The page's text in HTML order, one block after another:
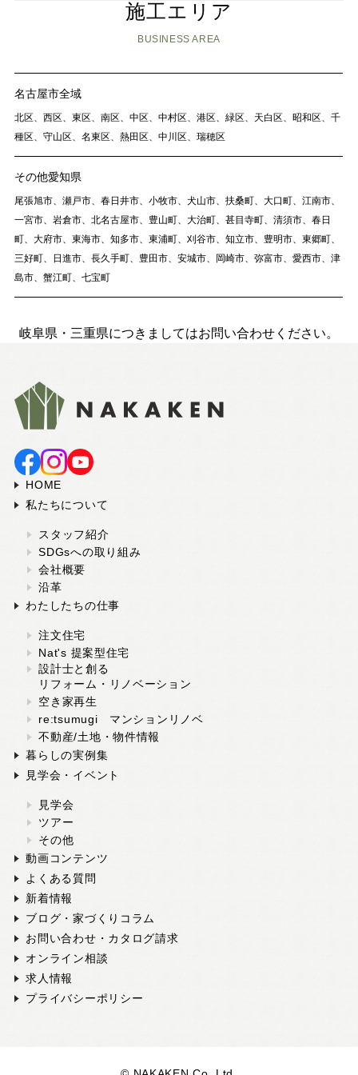
施工エリア
BUSINESS AREA
名古屋市全域
北区、西区、東区、南区、中区、中村区、港区、緑区、天白区、昭和区、千
種区、守山区、名東区、熱田区、中川区、瑞穂区
その他愛知県
尾張旭市、瀬戸市、春日井市、小牧市、犬山市、扶桑町、大口町、江南市、
一宮市、岩倉市、北名古屋市、豊山町、大治町、甚目寺町、清須市、春日
町、大府市、東海市、知多市、東浦町、刈谷市、知立市、豊明市、東郷町、
三好町、日進市、長久手町、豊田市、安城市、岡崎市、弥富市、愛西市、津
島市、蟹江町、七宝町
岐阜県・三重県につきましてはお問い合わせください。
HOME
私たちについて
スタッフ紹介
SDGsへの取り組み
会社概要
沿革
わたしたちの仕事
注文住宅
Nat's 提案型住宅
設計士と創る
リフォーム・リノベーション
空き家再生
re:tsumugi マンションリノベ
不動産/土地・物件情報
暮らしの実例集
見学会・イベント
見学会
ツアー
その他
動画コンテンツ
よくある質問
新着情報
ブログ・家づくりコラム
お問い合わせ・カタログ請求
オンライン相談
求人情報
プライバシーポリシー